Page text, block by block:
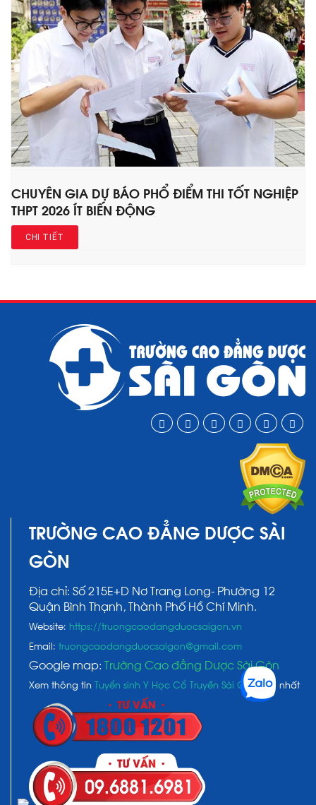
CHUYÊN GIA DỰ BÁO PHỔ ĐIỂM THI TỐT NGHIỆP
THPT 2026 ÍT BIẾN ĐỘNG
CHI TIẾT
TRƯỜNG CAO ĐẲNG DƯỢC SÀI
GÒN
Địa chỉ: Số 215E+D Nơ Trang Long- Phường 12
Quận Bình Thạnh, Thành Phố Hồ Chí Minh.
Website: https://truongcaodangduocsaigon.vn
Email: truongcaodangduocsaigon@gmail.com
Google map: Trường Cao đẳng Dược Sài Gòn
Xem thông tin Tuyển sinh Y Học Cổ Truyền Sài Gònmới nhất